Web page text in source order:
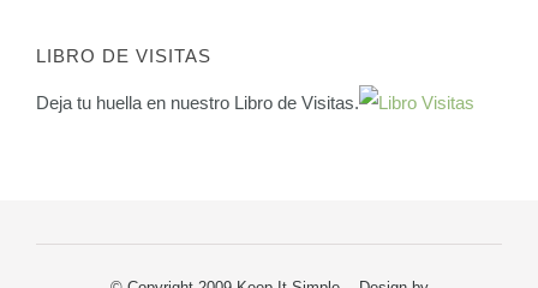
LIBRO DE VISITAS
Deja tu huella en nuestro Libro de Visitas.